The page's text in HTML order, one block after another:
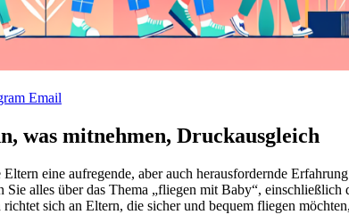
Email
was mitnehmen, Druckausgleich
eine aufregende, aber auch herausfordernde
alles über das Thema „fliegen mit Baby“,
sich an Eltern, die sicher und bequem fliegen